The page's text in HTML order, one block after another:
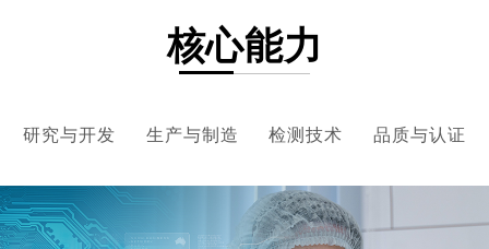
核心能力
研究与开发 生产与制造 检测技术 品质与认证